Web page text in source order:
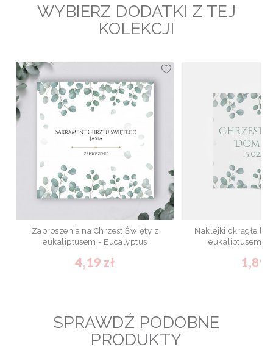
WYBIERZ DODATKI Z TEJ
KOLEKCJI
Zaproszenia na Chrzest Święty z
eukaliptusem - Eucalyptus
4,19 zł
Naklejki okrągłe
eukaliptusem -
1,89
SPRAWDŹ PODOBNE
PRODUKTY